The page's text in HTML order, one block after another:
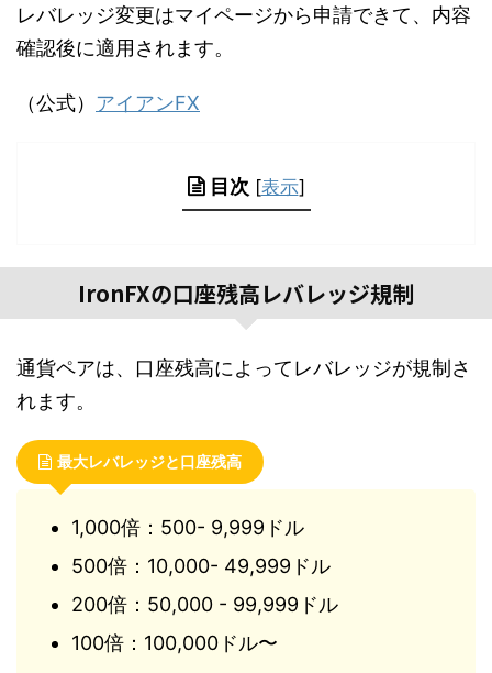
レバレッジ変更はマイページから申請できて、内容
確認後に適用されます。
（公式） アイアンFX
目次 [表示]
IronFXの口座残高レバレッジ規制
通貨ペアは、口座残高によってレバレッジが規制さ
れます。
最大レバレッジと口座残高
1,000倍：500- 9,999ドル
500倍：10,000- 49,999ドル
200倍：50,000 - 99,999ドル
100倍：100,000ドル〜